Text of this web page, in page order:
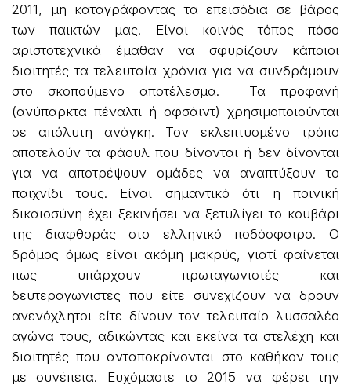
2011, μη καταγράφοντας τα επεισόδια σε βάρος
των παικτών μας. Είναι κοινός τόπος πόσο
αριστοτεχνικά έμαθαν να σφυρίζουν κάποιοι
διαιτητές τα τελευταία χρόνια για να συνδράμουν
στο σκοπούμενο αποτέλεσμα. Τα προφανή
(ανύπαρκτα πέναλτι ή οφσάιντ) χρησιμοποιούνται
σε απόλυτη ανάγκη. Τον εκλεπτυσμένο τρόπο
αποτελούν τα φάουλ που δίνονται ή δεν δίνονται
για να αποτρέψουν ομάδες να αναπτύξουν το
παιχνίδι τους. Είναι σημαντικό ότι η ποινική
δικαιοσύνη έχει ξεκινήσει να ξετυλίγει το κουβάρι
της διαφθοράς στο ελληνικό ποδόσφαιρο. Ο
δρόμος όμως είναι ακόμη μακρύς, γιατί φαίνεται
πως υπάρχουν πρωταγωνιστές και
δευτεραγωνιστές που είτε συνεχίζουν να δρουν
ανενόχλητοι είτε δίνουν τον τελευταίο λυσσαλέο
αγώνα τους, αδικώντας και εκείνα τα στελέχη και
διαιτητές που ανταποκρίνονται στο καθήκον τους
με συνέπεια. Ευχόμαστε το 2015 να φέρει την